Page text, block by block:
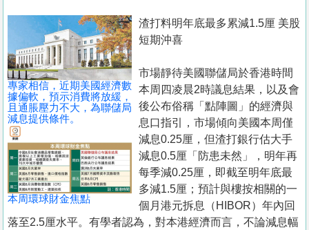
業
手
冊
關
於
我
們
專家相信，近期美國經濟數
據偏軟，預示消費將放緩，
且通脹壓力不大，為聯儲局
減息提供條件。
本周環球財金焦點
渣打料明年底最多累減1.5厘 美股
短期沖喜
市場靜待美國聯儲局於香港時間
本周四凌晨2時議息結果，以及會
後公布俗稱「點陣圖」的經濟與
息口指引，市場傾向美國本周僅
減息0.25厘，但渣打銀行估大手
減息0.5厘「防患未然」，明年再
每季減0.25厘，即截至明年底最
多減1.5厘；預計與樓按相關的一
個月港元拆息（HIBOR）年內回
落至2.5厘水平。有學者認為，對本港經濟而言，不論減息幅